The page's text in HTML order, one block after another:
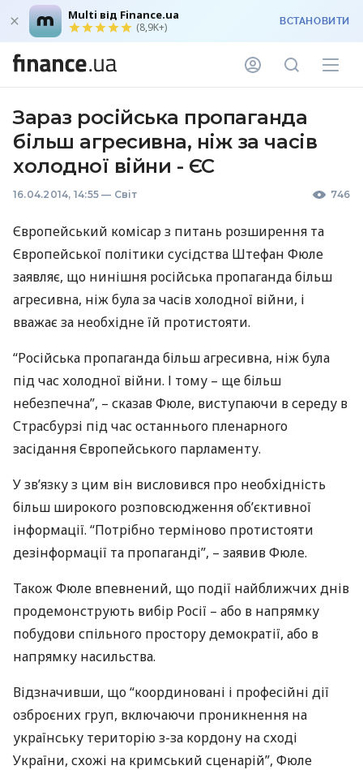
Multi від Finance.ua
(8,9K+) ВСТАНОВИТИ
Зараз російська пропаганда
більш агресивна, ніж за часів
холодної війни - ЄС
16.04.2014, 14:55 — Світ 746
Європейський комісар з питань розширення та
Європейської політики сусідства Штефан Фюле
заявляє, що нинішня російська пропаганда більш
агресивна, ніж була за часів холодної війни, і
вважає за необхідне їй протистояти.
“Російська пропаганда більш агресивна, ніж була
під час холодної війни. І тому – ще більш
небезпечна”, – сказав Фюле, виступаючи в середу в
Страсбурзі під час останнього пленарного
засідання Європейського парламенту.
У зв’язку з цим він висловився про необхідність
більш широкого розповсюдження об’єктивної
інформації. “Потрібно терміново протистояти
дезінформації та пропаганді”, – заявив Фюле.
Також Фюле впевнений, що події найближчих днів
продемонструють вибір Росії – або в напрямку
побудови спільного простору демократії, або в
напрямку насильства.
Відзначивши, що “координовані і професійні дії
озброєних груп, включаючи проникнення на
українську територію з-за кордону на сході
України, схожі на кримський сценарій”, Фюле